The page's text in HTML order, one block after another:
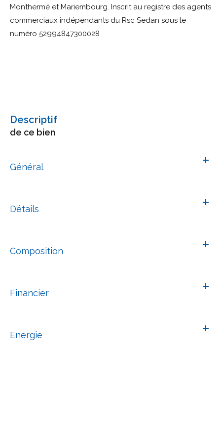
Monthermé et Mariembourg. Inscrit au registre des agents
commerciaux indépendants du Rsc Sedan sous le
numéro 52994847300028
descriptif
de ce bien
Général
Détails
Composition
Financier
Energie